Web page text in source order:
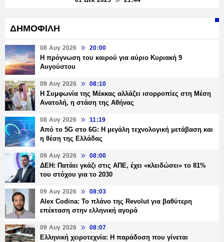
ΔΗΜΟΦΙΛΗ
08 Αυγ 2026 20:00
Η πρόγνωση του καιρού για αύριο Κυριακή 9
Αυγούστου
09 Αυγ 2026 08:10
Η Συμφωνία της Μέκκας αλλάζει ισορροπίες στη Μέση
Ανατολή, η στάση της Αθήνας
08 Αυγ 2026 11:19
Από το 5G στο 6G: Η μεγάλη τεχνολογική μετάβαση και
η θέση της Ελλάδας
09 Αυγ 2026 08:00
ΔΕΗ: Πατάει γκάζι στις ΑΠΕ, έχει «κλειδώσει» το 81%
του στόχου για το 2030
09 Αυγ 2026 08:03
Alex Codina: Το πλάνο της Revolut για βαθύτερη
επέκταση στην ελληνική αγορά
09 Αυγ 2026 08:07
Ελληνική χειροτεχνία: Η παράδοση που γίνεται